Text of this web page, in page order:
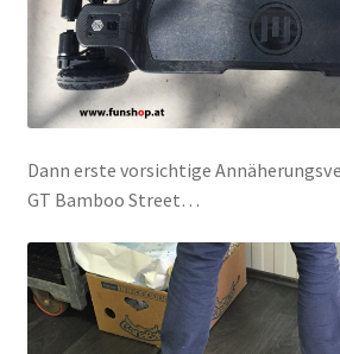
Dann erste vorsichtige
GT Bamboo Street…